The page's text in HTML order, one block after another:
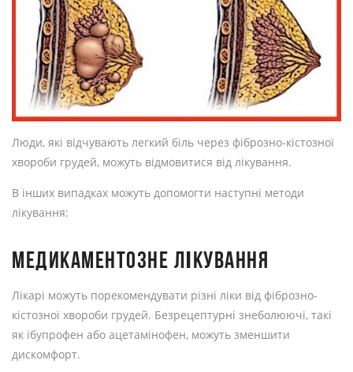
Люди, які відчувають легкий біль через фіброзно-кістозної
хвороби грудей, можуть відмовитися від лікування.
В інших випадках можуть допомогти наступні методи
лікування:
МЕДИКАМЕНТОЗНЕ ЛІКУВАННЯ
Лікарі можуть порекомендувати різні ліки від фіброзно-
кістозної хвороби грудей. Безрецептурні знеболюючі, такі
як ібупрофен або ацетамінофен, можуть зменшити
дискомфорт.